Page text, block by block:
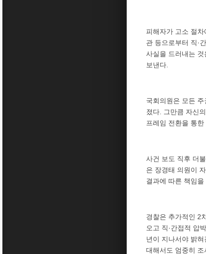
피해자가 고소 절
관 등으로부터 직·
사실을 드러내는
보낸다.
국회의원은 모든
졌다. 그만큼 자신
프레임 전환을 통
사건 보도 직후 더
은 장경태 의원이
결과에 따른 책임을
경찰은 추가적인 2
오고 직·간접적 압
년이 지나서야 밝
대해서도 엄중히 조